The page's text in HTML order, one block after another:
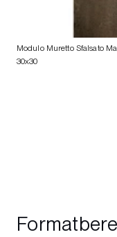
Modulo Muretto Sfalsato
30x30